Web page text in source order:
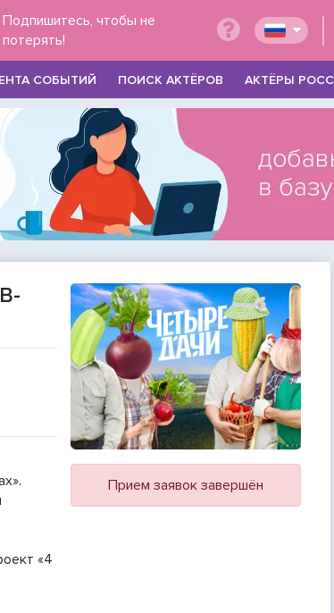
Подпишитесь, чтобы не
потерять!
СОБЫТИЙ ПОИСК АКТЁРОВ АКТЁРЫ
«4
Прием заявок завершён